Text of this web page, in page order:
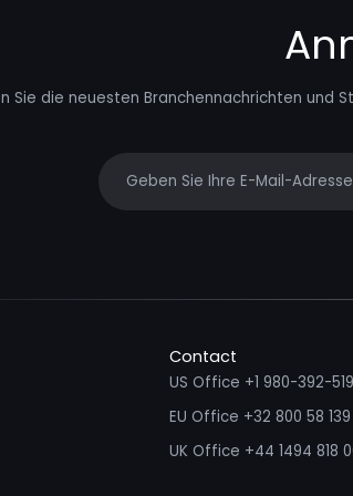
Sie die neuesten Branchennachrichten und
Contact
US Office +1 980-392-
EU Office +32 800 58 139
UK Office +44 1494 818